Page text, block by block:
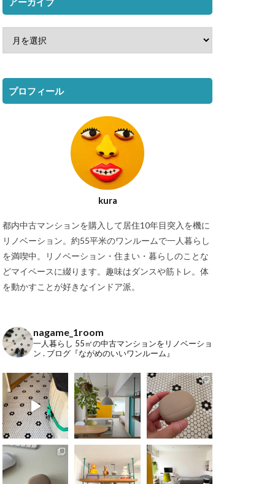
プロフィール
kura
都内中古マンションを購入して居住10年目突入を機に
リノベーション。約55平米のワンルームで一人暮らし
を満喫中。リノベーション・住まい・暮らしのことな
どマイペースに綴ります。趣味はダンスや筋トレ。体
を動かすことが好きなインドア派。
nagame_1room
一人暮らし 55㎡の中古マンションをリノベーショ
ン . ブログ『ながめのいいワンルーム』